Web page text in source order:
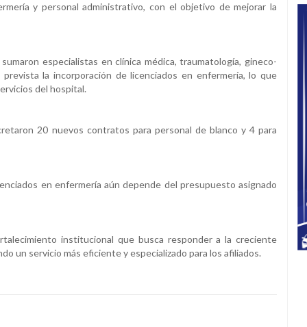
y personal administrativo, con el objetivo de mejorar la
especialistas en clínica médica, traumatología, gineco-
la incorporación de licenciados en enfermería, lo que
del hospital.
20 nuevos contratos para personal de blanco y 4 para
en enfermería aún depende del presupuesto asignado
institucional que busca responder a la creciente
un servicio más eficiente y especializado para los afiliados.